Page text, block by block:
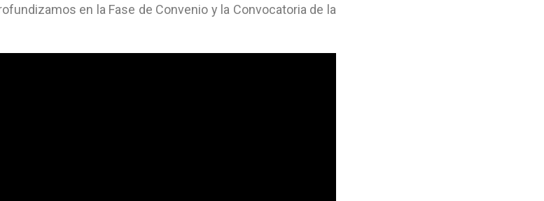
en la Fase de Convenio y la Convocatoria de la